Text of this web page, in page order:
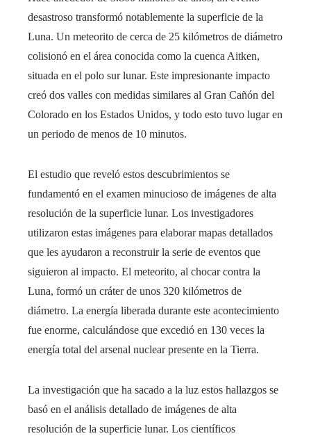
desastroso transformó notablemente la superficie de la
Luna. Un meteorito de cerca de 25 kilómetros de diámetro
colisionó en el área conocida como la cuenca Aitken,
situada en el polo sur lunar. Este impresionante impacto
creó dos valles con medidas similares al Gran Cañón del
Colorado en los Estados Unidos, y todo esto tuvo lugar en
un periodo de menos de 10 minutos.
El estudio que reveló estos descubrimientos se
fundamentó en el examen minucioso de imágenes de alta
resolución de la superficie lunar. Los investigadores
utilizaron estas imágenes para elaborar mapas detallados
que les ayudaron a reconstruir la serie de eventos que
siguieron al impacto. El meteorito, al chocar contra la
Luna, formó un cráter de unos 320 kilómetros de
diámetro. La energía liberada durante este acontecimiento
fue enorme, calculándose que excedió en 130 veces la
energía total del arsenal nuclear presente en la Tierra.
La investigación que ha sacado a la luz estos hallazgos se
basó en el análisis detallado de imágenes de alta
resolución de la superficie lunar. Los científicos